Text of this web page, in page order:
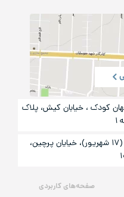
صفحه‌های کاربردی
جهان کودک ، خیابان کیش، پلاک
تهران، شادآباد، خیابان شهید طارمی (۱۷ شهریور)، خیایان پرچین،